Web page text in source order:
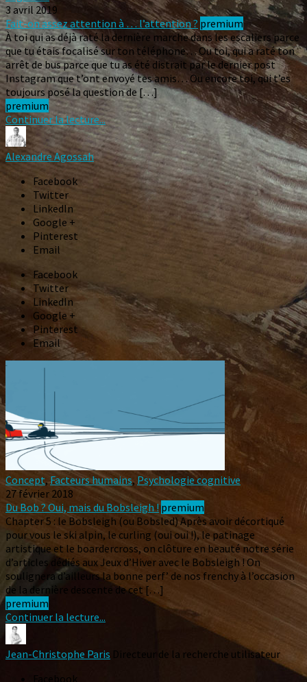
3 avril 2019
Fait-on assez attention à … l’attention ? premium
À toi qui as déjà raté la dernière marche dans les escaliers parce
que tu étais focalisé sur ton téléphone… Ou toi, qui a raté ton
arrêt de bus parce que tu as été distrait par le dernier post
Instagram que t’ont envoyé tes amis… Ou encore toi, qui t’es
toujours posé la question de […]
premium
Continuer la lecture...
Alexandre Agossah
Facebook
Twitter
LinkedIn
Google +
Pinterest
Email
Facebook
Twitter
LinkedIn
Google +
Pinterest
Email
Concept,Facteurs humains, Psychologie cognitive
27 février 2018
Du Bob ? Oui, mais du Bobsleigh ! premium
Chapter 5 : le Bobsleigh (ou Bobsled) Après avoir décortiqué
pour vous le ski alpin, le curling (oui oui !), le patinage
artistique et le boardercross, on clôture en beauté notre série
d’articles dédiés aux Jeux d’Hiver avec le Bobsleigh ! On
soulignera d’ailleurs la bonne perf’ de nos frenchy à l’occasion
de la dernière descente de cet […]
premium
Continuer la lecture...
Jean-Christophe Paris Directeur de la recherche utilisateur
Facebook